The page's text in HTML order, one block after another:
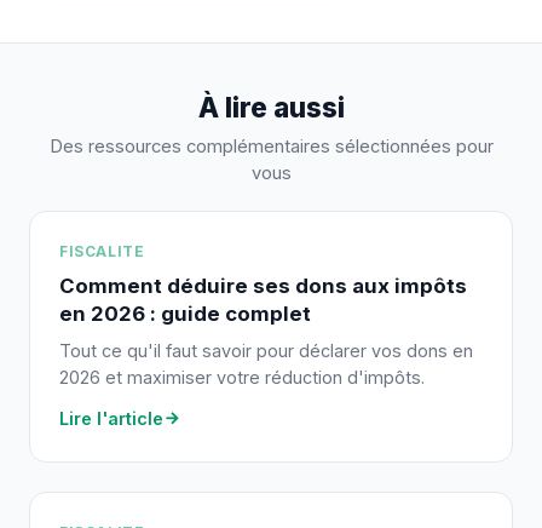
À lire aussi
Des ressources complémentaires sélectionnées pour
vous
FISCALITE
Comment déduire ses dons aux impôts
en 2026 : guide complet
Tout ce qu'il faut savoir pour déclarer vos dons en
2026 et maximiser votre réduction d'impôts.
Lire l'article